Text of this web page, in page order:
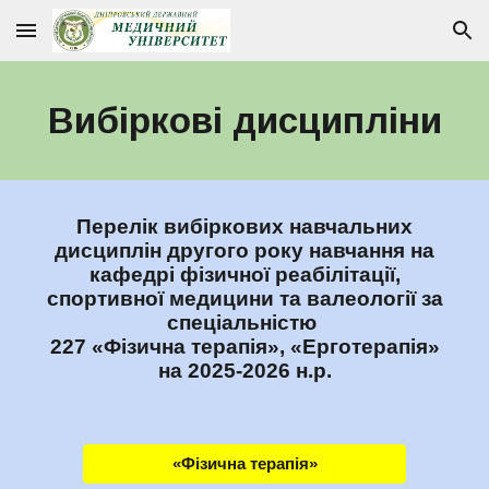
Skip to main content Skip to navigation
Вибіркові дисципліни
Перелік вибіркових навчальних
дисциплін другого року навчання на
кафедрі фізичної реабілітації,
спортивної медицини та валеології за
спеціальністю
227 «Фізична терапія», «Ерготерапія»
на 2025-2026 н.р.
«Фізична терапія»